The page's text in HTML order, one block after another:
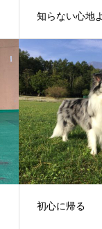
知らない心地
初心に帰る